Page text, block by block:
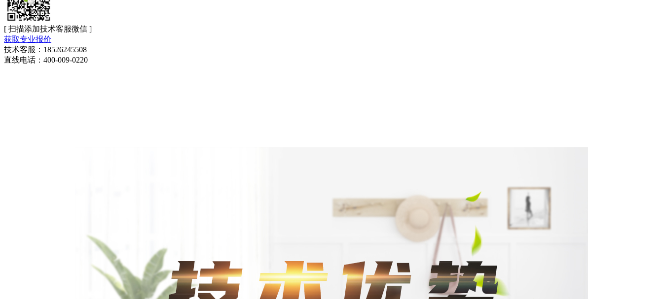
[ 扫描添加技术客服微信 ]
获取专业报价
技术客服：18526245508
直线电话：400-009-0220